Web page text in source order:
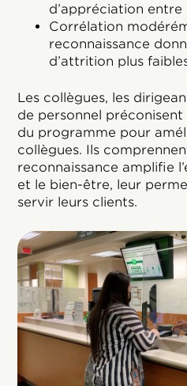
d’appréciation
Corrélation
reconnaissance
d’attrition plus
Les collègues, les
de personnel
du programme pour
collègues. Ils
reconnaissance amplifie
et le bien-être, leur
servir leurs clients.